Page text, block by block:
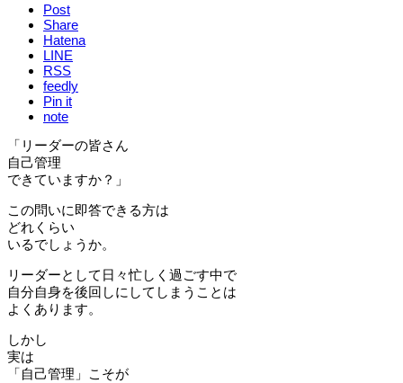
Post
Share
Hatena
LINE
RSS
feedly
Pin it
note
「リーダーの皆さん
自己管理
できていますか？」
この問いに即答できる方は
どれくらい
いるでしょうか。
リーダーとして日々忙しく過ごす中で
自分自身を後回しにしてしまうことは
よくあります。
しかし
実は
「自己管理」こそが